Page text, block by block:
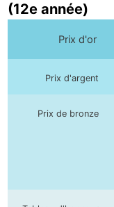
(12e année)
Prix d'or
Prix d'argent
Prix de bronze